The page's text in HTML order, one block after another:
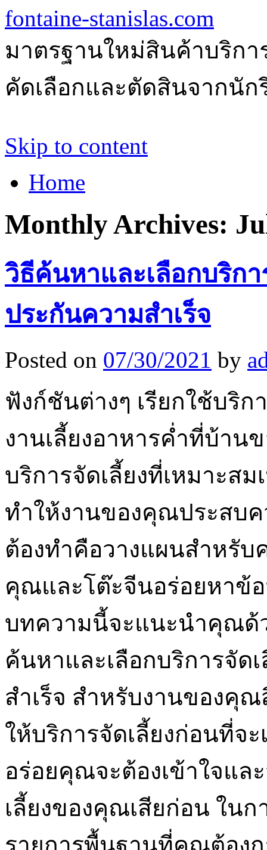
fontaine-stanislas.com
มาตรฐานใหม่สินค้าบริกา
คัดเลือกและตัดสินจากนั
Skip to content
Home
Monthly Archives:
วิธีค้นหาและเลือกบริก
ประกันความสำเร็จ
Posted on 07/30/2021 by
ฟังก์ชันต่างๆ เรียกใช้บริก
งานเลี้ยงอาหารค่ำที่บ้าน
บริการจัดเลี้ยงที่เหมาะส
ทำให้งานของคุณประสบ
ต้องทำคือวางแผนสำหรับ
คุณและโต๊ะจีนอร่อยหาข้
บทความนี้จะแนะนำคุณด้
ค้นหาและเลือกบริการจัด
สำเร็จ สำหรับงานของคุ
ให้บริการจัดเลี้ยงก่อนที่จ
อร่อยคุณจะต้องเข้าใจแล
เลี้ยงของคุณเสียก่อน ใน
รายการพื้นฐานที่คุณต้อง